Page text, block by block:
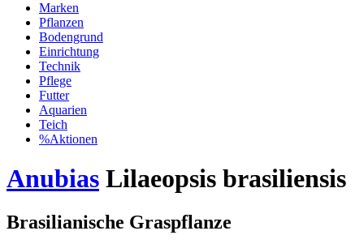
Marken
Pflanzen
Bodengrund
Einrichtung
Technik
Pflege
Futter
Aquarien
Teich
%Aktionen
Anubias Lilaeopsis brasiliensis
Brasilianische Graspflanze